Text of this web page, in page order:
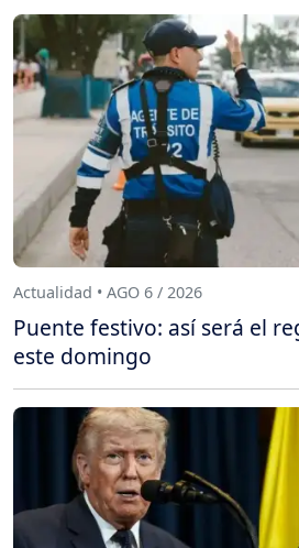
Actualidad • AGO 6 / 2026
Puente festivo: así será el
este domingo